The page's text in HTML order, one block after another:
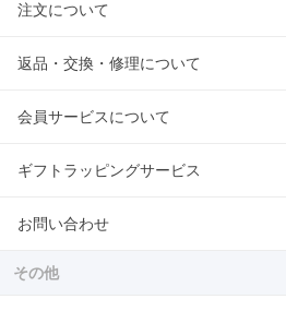
注文について
返品・交換・修理について
会員サービスについて
ギフトラッピングサービス
お問い合わせ
その他